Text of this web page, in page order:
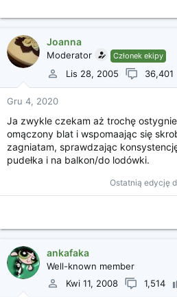
Joanna
Moderator Członek ekipy
Lis 28, 2005 36,401
Gru 4, 2020
Ja zwykle czekam aż trochę
omączony blat i wspomaając się
zagniatam, sprawdzając
pudełka i na balkon/do lodówki.
Ostatnią edycję
ankafaka
Well-known member
Kwi 11, 2008
1,514